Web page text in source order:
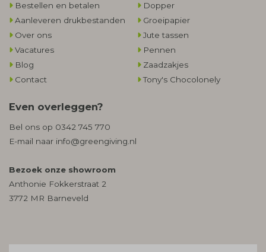
Bestellen en betalen
Aanleveren drukbestanden
Over ons
Vacatures
Blog
Contact
Dopper
Groeipapier
Jute tassen
Pennen
Zaadzakjes
Tony's Chocolonely
Even overleggen?
Bel ons op 0342 745 770
E-mail naar info@greengiving.nl
Bezoek onze showroom
Anthonie Fokkerstraat 2
3772 MR Barneveld